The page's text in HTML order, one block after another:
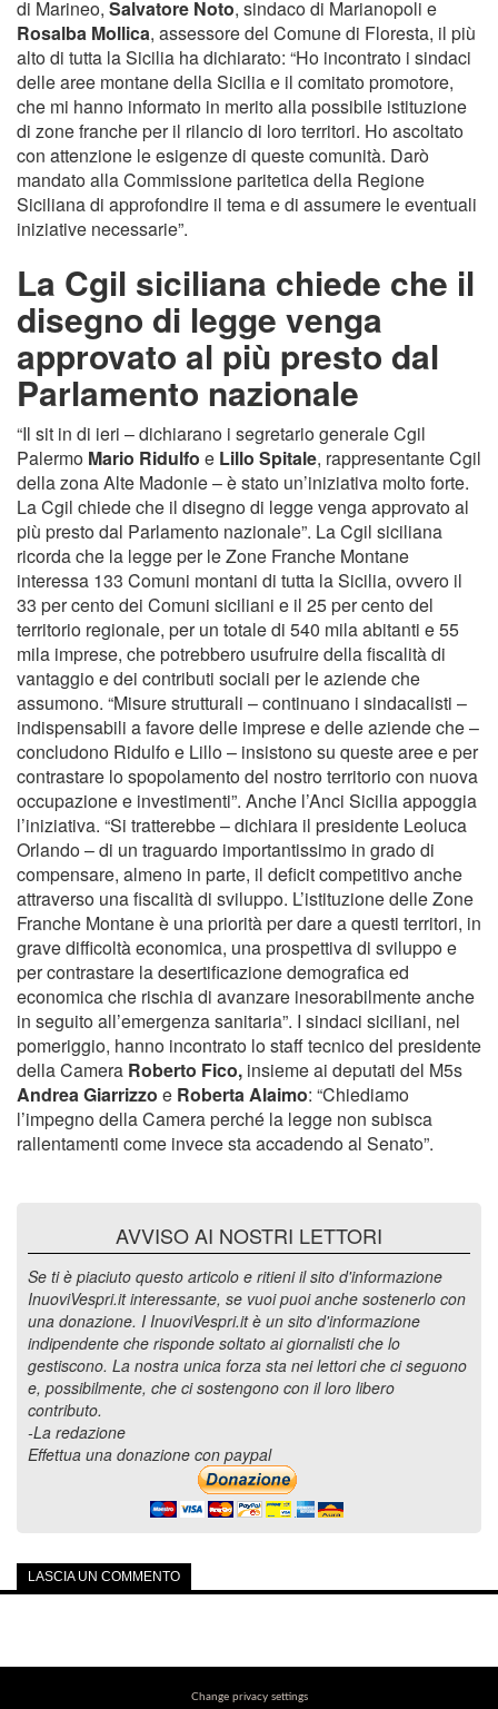
di Marineo, Salvatore Noto, sindaco di Marianopoli e
Rosalba Mollica, assessore del Comune di Floresta, il più
alto di tutta la Sicilia ha dichiarato: “Ho incontrato i sindaci
delle aree montane della Sicilia e il comitato promotore,
che mi hanno informato in merito alla possibile istituzione
di zone franche per il rilancio di loro territori. Ho ascoltato
con attenzione le esigenze di queste comunità. Darò
mandato alla Commissione paritetica della Regione
Siciliana di approfondire il tema e di assumere le eventuali
iniziative necessarie”.
La Cgil siciliana chiede che il
disegno di legge venga
approvato al più presto dal
Parlamento nazionale
“Il sit in di ieri – dichiarano i segretario generale Cgil
Palermo Mario Ridulfo e Lillo Spitale, rappresentante Cgil
della zona Alte Madonie – è stato un’iniziativa molto forte.
La Cgil chiede che il disegno di legge venga approvato al
più presto dal Parlamento nazionale”. La Cgil siciliana
ricorda che la legge per le Zone Franche Montane
interessa 133 Comuni montani di tutta la Sicilia, ovvero il
33 per cento dei Comuni siciliani e il 25 per cento del
territorio regionale, per un totale di 540 mila abitanti e 55
mila imprese, che potrebbero usufruire della fiscalità di
vantaggio e dei contributi sociali per le aziende che
assumono. “Misure strutturali – continuano i sindacalisti –
indispensabili a favore delle imprese e delle aziende che –
concludono Ridulfo e Lillo – insistono su queste aree e per
contrastare lo spopolamento del nostro territorio con nuova
occupazione e investimenti”. Anche l’Anci Sicilia appoggia
l’iniziativa. “Si tratterebbe – dichiara il presidente Leoluca
Orlando – di un traguardo importantissimo in grado di
compensare, almeno in parte, il deficit competitivo anche
attraverso una fiscalità di sviluppo. L’istituzione delle Zone
Franche Montane è una priorità per dare a questi territori, in
grave difficoltà economica, una prospettiva di sviluppo e
per contrastare la desertificazione demografica ed
economica che rischia di avanzare inesorabilmente anche
in seguito all’emergenza sanitaria”. I sindaci siciliani, nel
pomeriggio, hanno incontrato lo staff tecnico del presidente
della Camera Roberto Fico, insieme ai deputati del M5s
Andrea Giarrizzo e Roberta Alaimo: “Chiediamo
l’impegno della Camera perché la legge non subisca
rallentamenti come invece sta accadendo al Senato”.
AVVISO AI NOSTRI LETTORI
Se ti è piaciuto questo articolo e ritieni il sito d'informazione
InuoviVespri.it interessante, se vuoi puoi anche sostenerlo con
una donazione. I InuoviVespri.it è un sito d'informazione
indipendente che risponde soltato ai giornalisti che lo
gestiscono. La nostra unica forza sta nei lettori che ci seguono
e, possibilmente, che ci sostengono con il loro libero
contributo.
-La redazione
Effettua una donazione con paypal
LASCIA UN COMMENTO
Change privacy settings